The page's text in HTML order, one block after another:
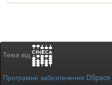
Тема від
Програмне забезпечення DSpace